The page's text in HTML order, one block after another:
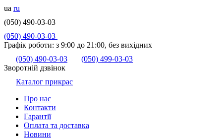
ua ru
(050) 490-03-03
(050) 490-03-03
Графік роботи: з 9:00 до 21:00, без вихідних
(050) 490-03-03
(050) 499-03-03
Зворотній дзвінок
Каталог прикрас
Про нас
Контакти
Гарантії
Оплата та доставка
Новини